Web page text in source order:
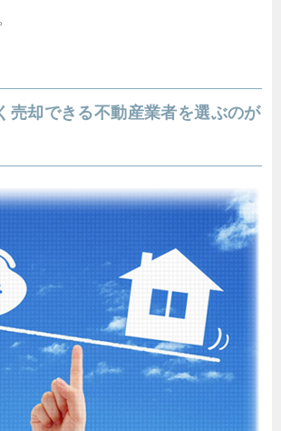
売却できる不動産業者を選ぶのが